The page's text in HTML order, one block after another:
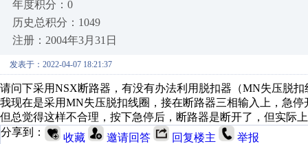
年度积分：0
历史总积分：1049
注册：2004年3月31日
发表于：2022-04-07 18:21:37
请问下采用NSX断路器，有没有办法利用脱扣器（MN失压脱
我现在是采用MN失压脱扣线圈，接在断路器三相输入上，急
但总觉得这样不合理，按下急停后，断路器是断开了，但实际
分享到：
收藏 邀请回答 回复楼主 举报